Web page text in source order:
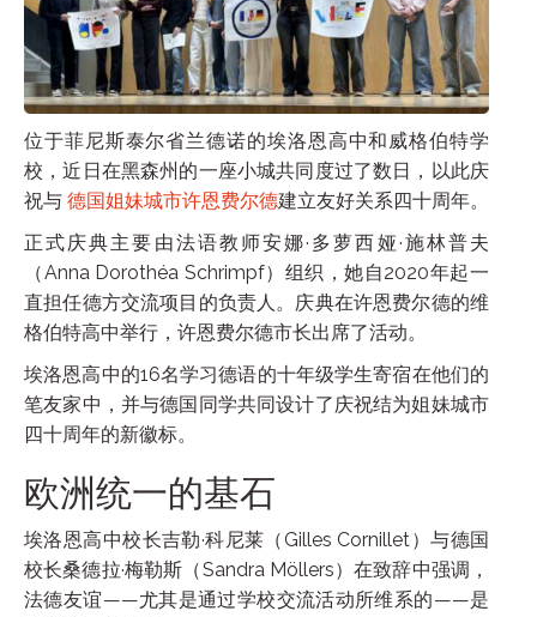
位于菲尼斯泰尔省兰德诺的埃洛恩高中和威格伯特学
校，近日在黑森州的一座小城共同度过了数日，以此庆
祝与 德国姐妹城市许恩费尔德建立友好关系四十周年。
正式庆典主要由法语教师安娜·多萝西娅·施林普夫
（Anna Dorothéa Schrimpf）组织，她自2020年起一
直担任德方交流项目的负责人。庆典在许恩费尔德的维
格伯特高中举行，许恩费尔德市长出席了活动。
埃洛恩高中的16名学习德语的十年级学生寄宿在他们的
笔友家中，并与德国同学共同设计了庆祝结为姐妹城市
四十周年的新徽标。
欧洲统一的基石
埃洛恩高中校长吉勒·科尼莱（Gilles Cornillet）与德国
校长桑德拉·梅勒斯（Sandra Möllers）在致辞中强调，
法德友谊——尤其是通过学校交流活动所维系的——是